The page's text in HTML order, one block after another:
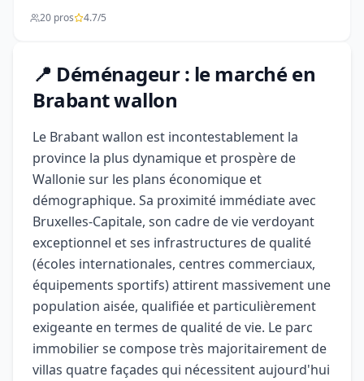
20 pros 4.7/5
📍 Déménageur : le marché en
Brabant wallon
Le Brabant wallon est incontestablement la
province la plus dynamique et prospère de
Wallonie sur les plans économique et
démographique. Sa proximité immédiate avec
Bruxelles-Capitale, son cadre de vie verdoyant
exceptionnel et ses infrastructures de qualité
(écoles internationales, centres commerciaux,
équipements sportifs) attirent massivement une
population aisée, qualifiée et particulièrement
exigeante en termes de qualité de vie. Le parc
immobilier se compose très majoritairement de
villas quatre façades qui nécessitent aujourd'hui